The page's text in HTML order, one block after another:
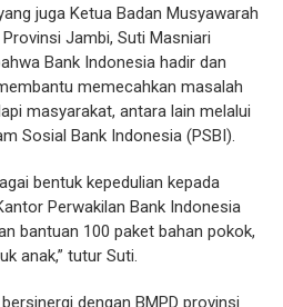
juga Ketua Badan Musyawarah
Jambi, Suti Masniari
Bank Indonesia hadir dan
memecahkan masalah
masyarakat, antara lain melalui
Sosial Bank Indonesia (PSBI).
bentuk kepedulian kepada
Perwakilan Bank Indonesia
bantuan 100 paket bahan pokok,
anak,” tutur Suti.
dengan BMPD provinsi